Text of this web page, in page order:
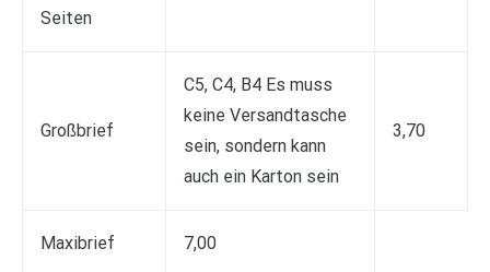
Seiten
Großbrief
C5, C4, B4 Es muss
keine Versandtasche
sein, sondern kann
auch ein Karton sein
3,70
Maxibrief 7,00